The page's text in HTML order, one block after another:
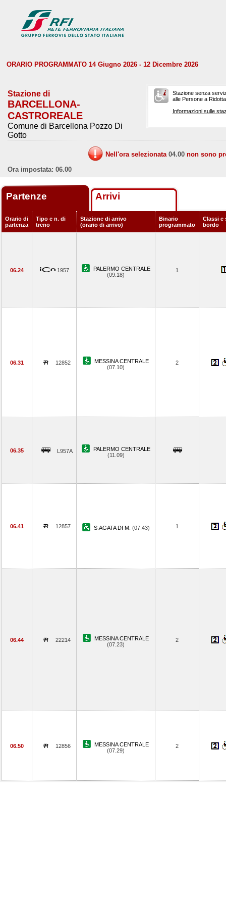
ORARIO PROGRAMMATO 14 Giugno 2026 - 12 Dicembre 2026
Stazione di
BARCELLONA-
CASTROREALE
Comune di Barcellona Pozzo Di
Gotto
Stazione senza
alle Persone a
Informazioni sulle
Nell'ora selezionata 04.00 non sono
Ora impostata: 06.00
Partenze Arrivi
Orario di
partenza
Tipo e n. di
treno
Stazione di arrivo
(orario di arrivo)
Binario
programmato
Classi e
bordo
06.24 1957
PALERMO CENTRALE
(09.18)
1
06.31 12852
MESSINA CENTRALE
(07.10)
2
06.35 L957A
PALERMO CENTRALE
(11.09)
06.41 12857 S.AGATA DI M. (07.43) 1
06.44 22214
MESSINA CENTRALE
(07.23)
2
06.50 12856
MESSINA CENTRALE
(07.29)
2